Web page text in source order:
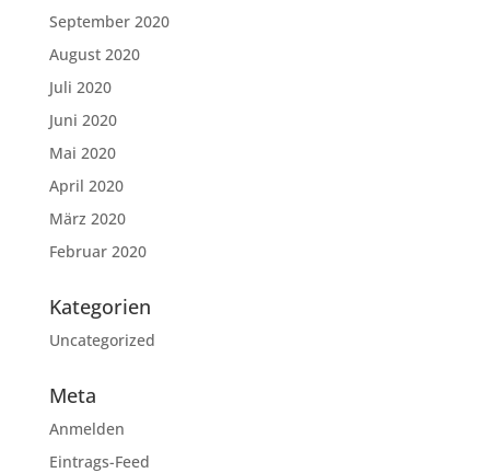
September 2020
August 2020
Juli 2020
Juni 2020
Mai 2020
April 2020
März 2020
Februar 2020
Kategorien
Uncategorized
Meta
Anmelden
Eintrags-Feed